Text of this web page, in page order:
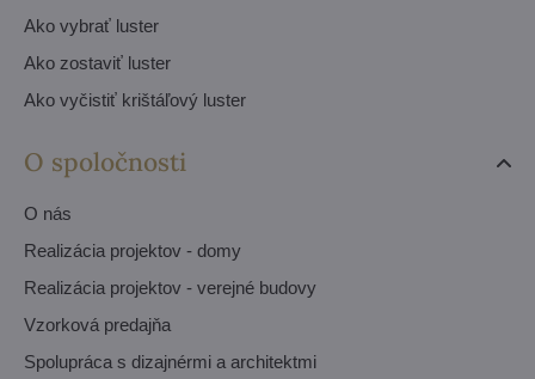
Ako vybrať luster
Ako zostaviť luster
Ako vyčistiť krištáľový luster
O spoločnosti
O nás
Realizácia projektov - domy
Realizácia projektov - verejné budovy
Vzorková predajňa
Spolupráca s dizajnérmi a architektmi